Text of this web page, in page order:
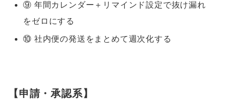
⑨ 年間カレンダー＋リマインド設定で抜け漏れ
をゼロにする
⑩ 社内便の発送をまとめて週次化する
【申請・承認系】